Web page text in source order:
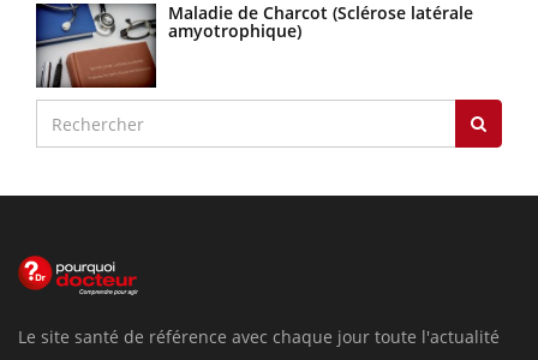
Maladie de Charcot (Sclérose latérale
amyotrophique)
Le site santé de référence avec chaque jour toute l'actualité